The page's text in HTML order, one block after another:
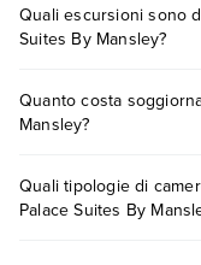
Quali escursioni sono
Suites By Mansley?
presso Strozzi
sezione dedicata
Quanto costa
Mansley?
base a vari fattori
consultare i prezzi,
Quali tipologie di
Palace Suites By